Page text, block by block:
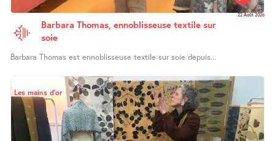
22 Août 2026
Barbara Thomas, ennoblisseuse textile sur
soie
Barbara Thomas est ennoblisseuse textile sur soie depuis...
Les mains d’or